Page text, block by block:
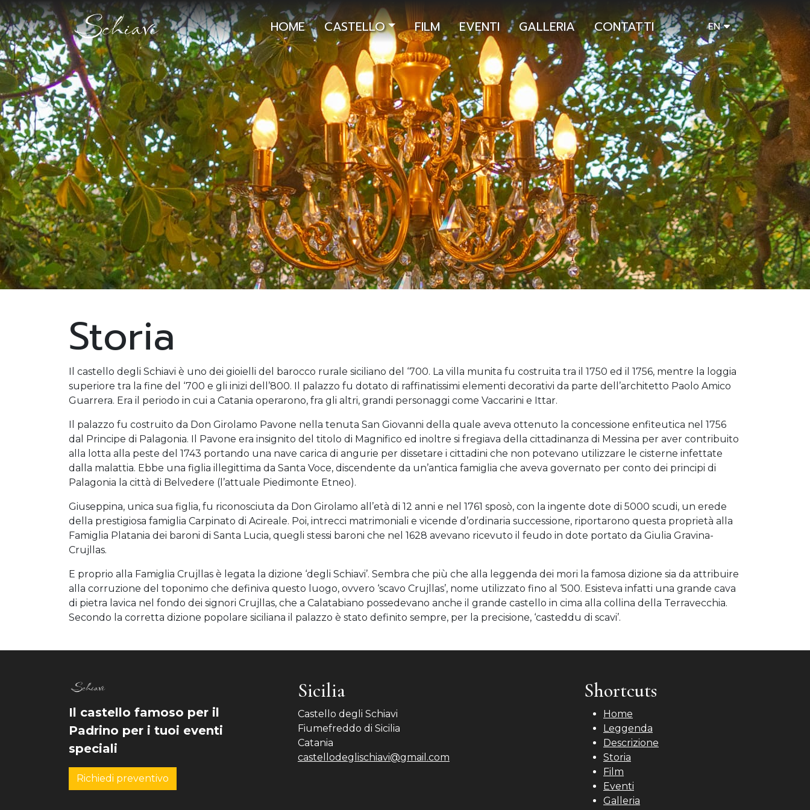
HOME CASTELLO FILM EVENTI GALLERIA CONTATTI EN
Storia
Il castello degli Schiavi è uno dei gioielli del barocco rurale siciliano del ‘700. La villa munita fu costruita tra il 1750 ed il 1756, mentre la loggia
superiore tra la fine del ‘700 e gli inizi dell’800. Il palazzo fu dotato di raffinatissimi elementi decorativi da parte dell’architetto Paolo Amico
Guarrera. Era il periodo in cui a Catania operarono, fra gli altri, grandi personaggi come Vaccarini e Ittar.
Il palazzo fu costruito da Don Girolamo Pavone nella tenuta San Giovanni della quale aveva ottenuto la concessione enfiteutica nel 1756
dal Principe di Palagonia. Il Pavone era insignito del titolo di Magnifico ed inoltre si fregiava della cittadinanza di Messina per aver contribuito
alla lotta alla peste del 1743 portando una nave carica di angurie per dissetare i cittadini che non potevano utilizzare le cisterne infettate
dalla malattia. Ebbe una figlia illegittima da Santa Voce, discendente da un’antica famiglia che aveva governato per conto dei principi di
Palagonia la città di Belvedere (l’attuale Piedimonte Etneo).
Giuseppina, unica sua figlia, fu riconosciuta da Don Girolamo all’età di 12 anni e nel 1761 sposò, con la ingente dote di 5000 scudi, un erede
della prestigiosa famiglia Carpinato di Acireale. Poi, intrecci matrimoniali e vicende d’ordinaria successione, riportarono questa proprietà alla
Famiglia Platania dei baroni di Santa Lucia, quegli stessi baroni che nel 1628 avevano ricevuto il feudo in dote portato da Giulia Gravina-
Crujllas.
E proprio alla Famiglia Crujllas è legata la dizione ‘degli Schiavi’. Sembra che più che alla leggenda dei mori la famosa dizione sia da attribuire
alla corruzione del toponimo che definiva questo luogo, ovvero ‘scavo Crujllas’, nome utilizzato fino al ‘500. Esisteva infatti una grande cava
di pietra lavica nel fondo dei signori Crujllas, che a Calatabiano possedevano anche il grande castello in cima alla collina della Terravecchia.
Secondo la corretta dizione popolare siciliana il palazzo è stato definito sempre, per la precisione, ‘casteddu di scavi’.
Il castello famoso per il
Padrino per i tuoi eventi
speciali
Richiedi preventivo
Sicilia
Castello degli Schiavi
Fiumefreddo di Sicilia
Catania
castellodeglischiavi@gmail.com
Shortcuts
Home
Leggenda
Descrizione
Storia
Film
Eventi
Galleria